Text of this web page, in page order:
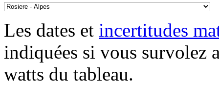
Les dates et incertitudes
indiquées si vous survolez
watts du tableau.